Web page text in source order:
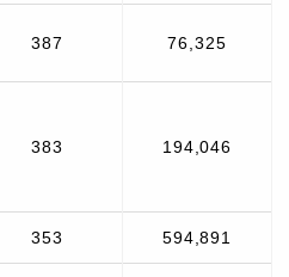
387 76,325
383 194,046
353 594,891